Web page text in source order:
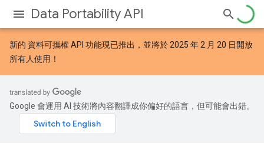
Data Portability API
新的 資料可攜權 API 功能現已推出，並將於 2025 年 2 月 20 日開放
所有人使用！
Google 會運用 AI 技術將內容翻譯成你偏好的語言，但可能會出錯。